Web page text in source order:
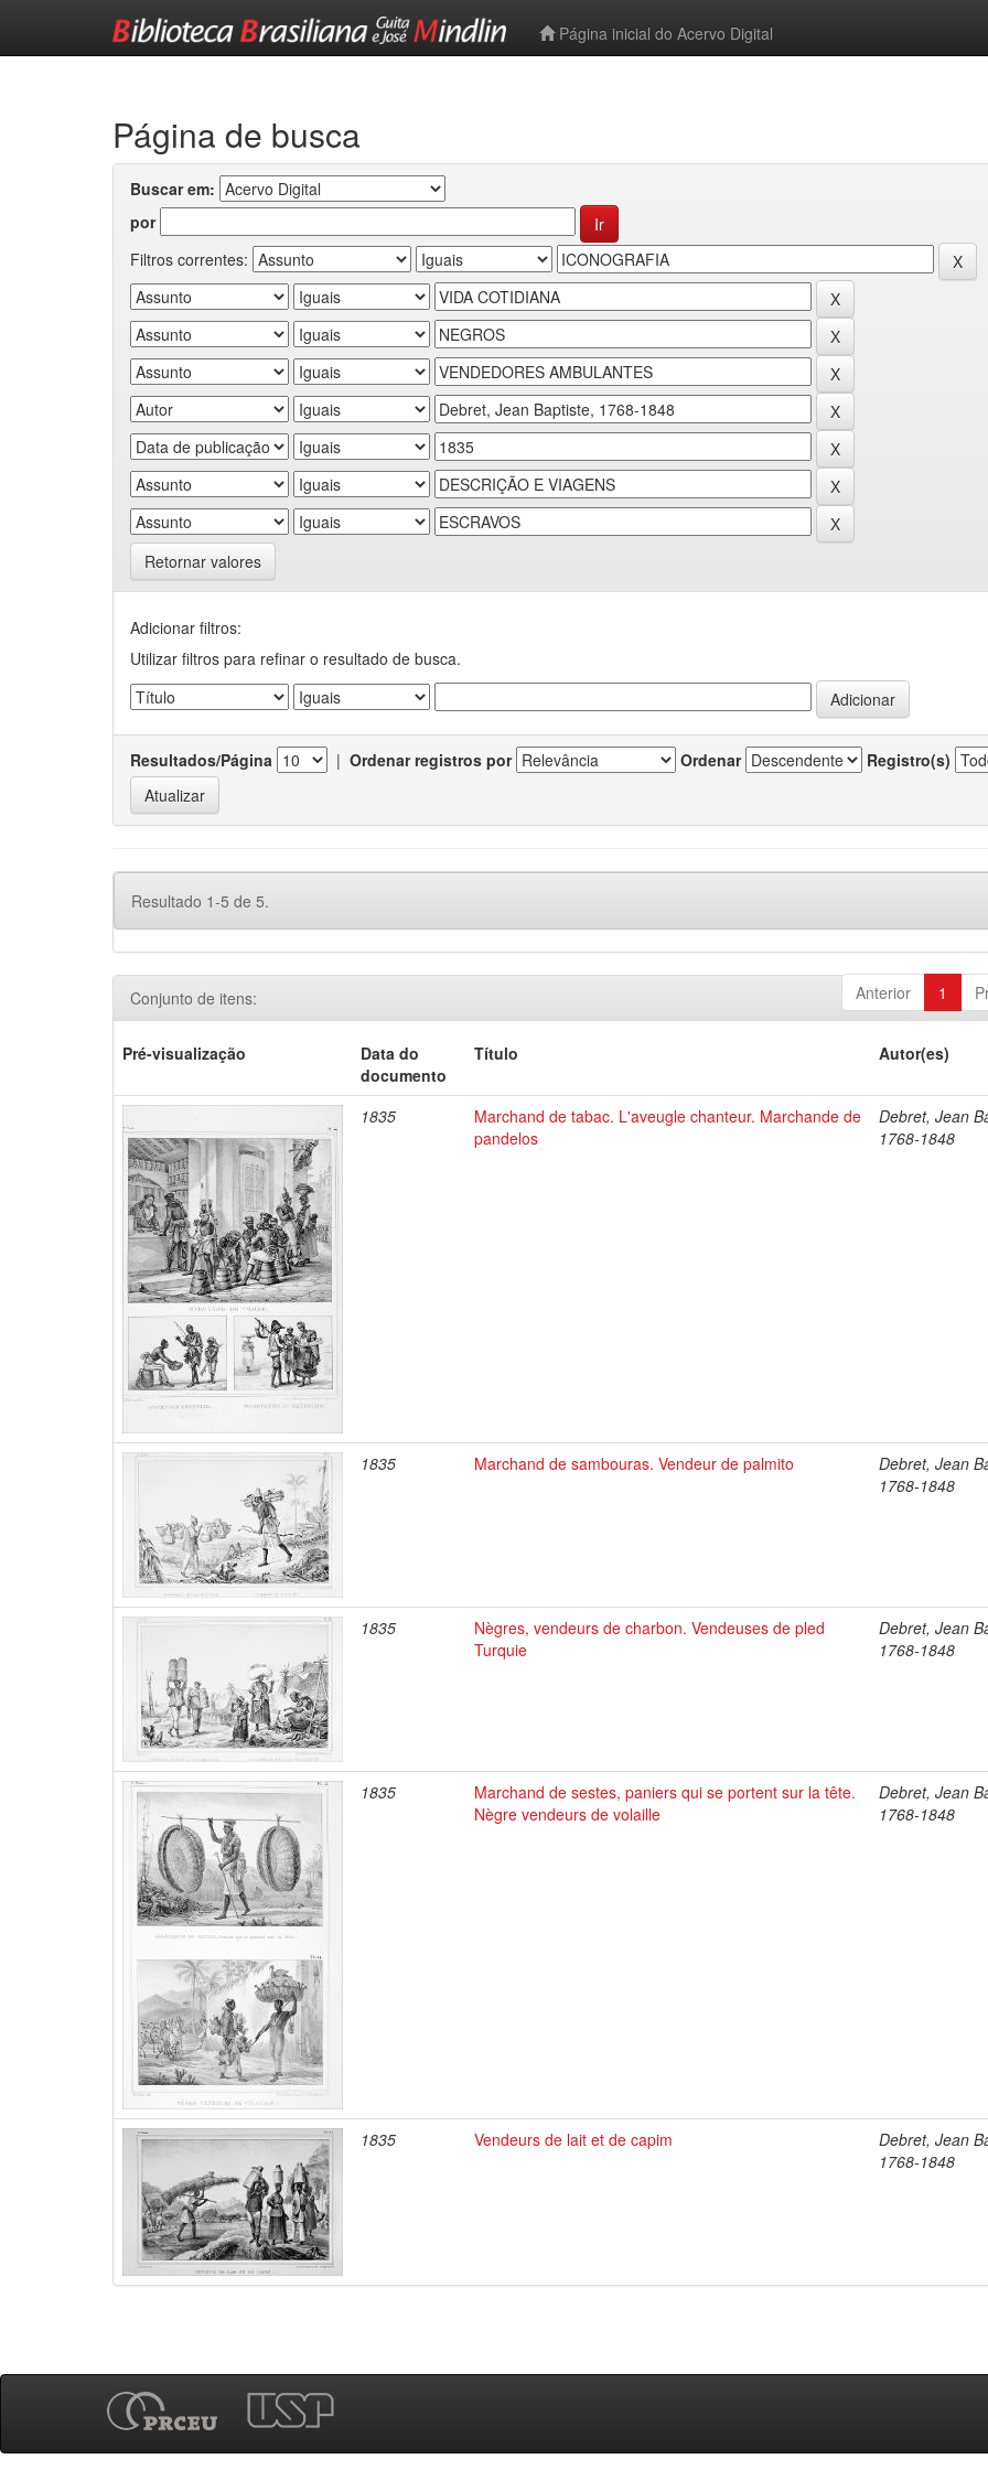
Página inicial do Acervo Digital
Página de busca
Buscar em:
por
Filtros correntes:
Retornar valores
Adicionar filtros:
Utilizar filtros para refinar o resultado de busca.
Resultados/Página | Ordenar registros por Ordenar Registro(s)
Resultado 1-5 de 5.
Anterior 1
Conjunto de itens:
Pré-visualização
Data do
documento
Título Autor(es)
1835
Marchand de tabac. L'aveugle chanteur. Marchande de
pandelos
Debret, Jean
1768-1848
1835 Marchand de sambouras. Vendeur de palmito
Debret, Jean
1768-1848
1835
Nègres, vendeurs de charbon. Vendeuses de pled
Turquie
Debret, Jean
1768-1848
1835
Marchand de sestes, paniers qui se portent sur la tête.
Nègre vendeurs de volaille
Debret, Jean
1768-1848
1835 Vendeurs de lait et de capim
Debret, Jean
1768-1848